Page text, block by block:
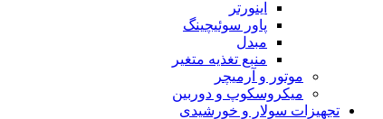
اینورتر
پاور سوئیچینگ
مبدل
منبع تغذیه متغیر
موتور و آرمیچر
میکروسکوپ و دوربین
تجهیزات سولار و خورشیدی